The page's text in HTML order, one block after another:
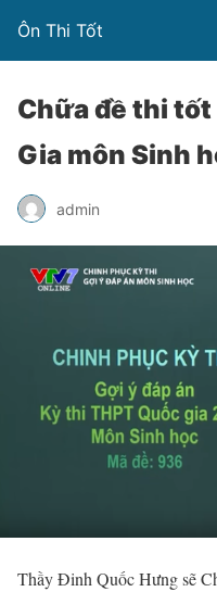
Ôn Thi Tốt
Chữa đề thi tốt
Gia môn Sinh
admin
Thầy Đinh Quốc Hưng sẽ